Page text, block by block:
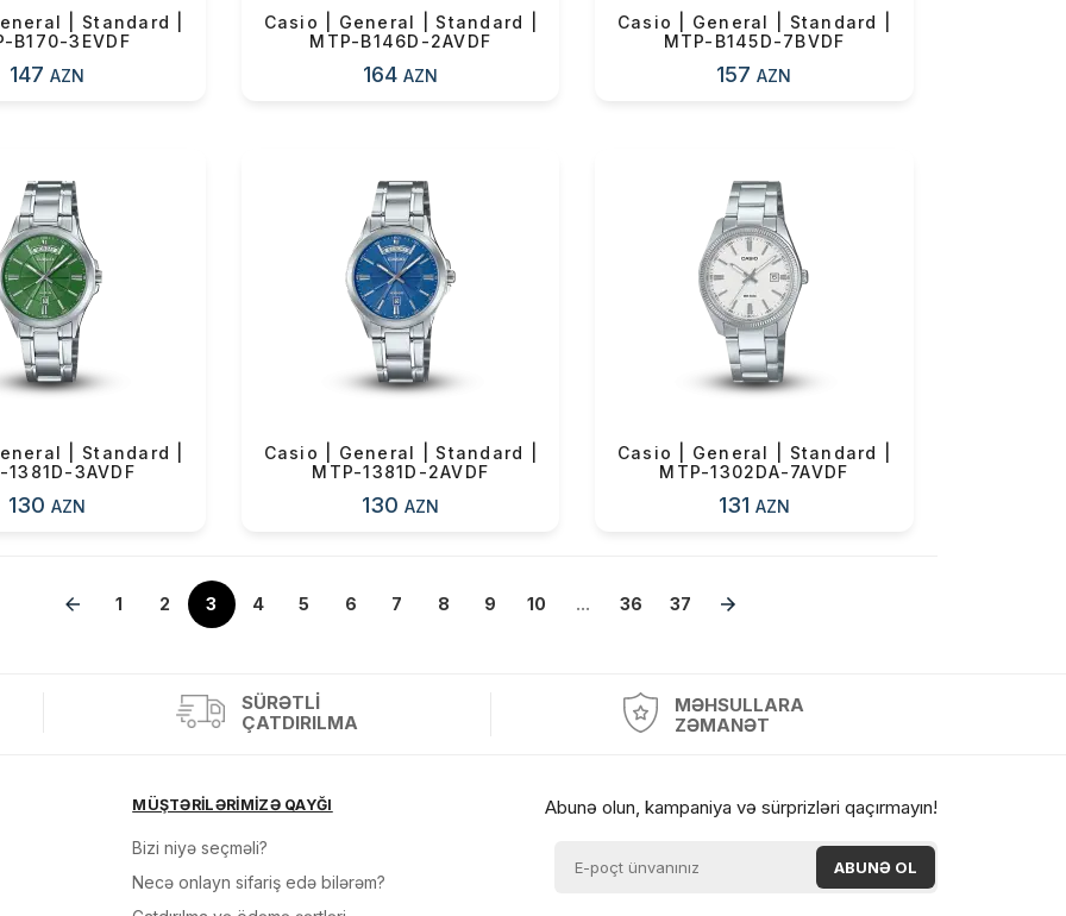
| Standard |
B170-3EVDF
147 AZN
Casio | General | Standard |
MTP-B146D-2AVDF
164AZN
Casio | General | Standard |
MTP-B145D-7BVDF
157AZN
| Standard |
1381D-3AVDF
130 AZN
Casio | General | Standard |
MTP-1381D-2AVDF
130AZN
Casio | General | Standard |
MTP-1302DA-7AVDF
131 AZN
1 2 3 4 5 6 7 8 9 10 ... 36 37
SÜRƏTLI
ÇATDIRILMA
MƏHSULLARA
ZƏMANƏT
MÜŞTƏRİLƏRİMİZƏ QAYĞI
Bizi niyə seçməli?
Necə onlayn sifariş edə bilərəm?
Abunə olun, kampaniya və sürprizləri qaçırmayın!